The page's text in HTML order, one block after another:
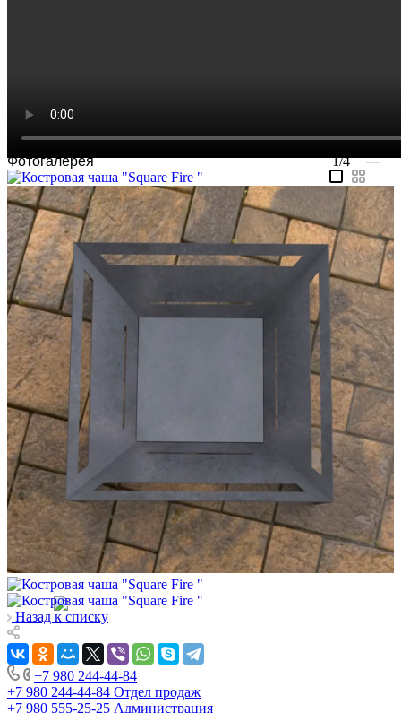
Фотогалерея 1/4 —
Назад к списку
+7 980 244-44-84
+7 980 244-44-84 Отдел продаж
+7 980 555-25-25 Администрация